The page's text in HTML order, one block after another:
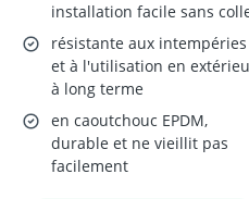
installation facile sans
résistante aux intempéries
et à l'utilisation en
à long terme
en caoutchouc EPDM,
durable et ne vieillit pas
facilement